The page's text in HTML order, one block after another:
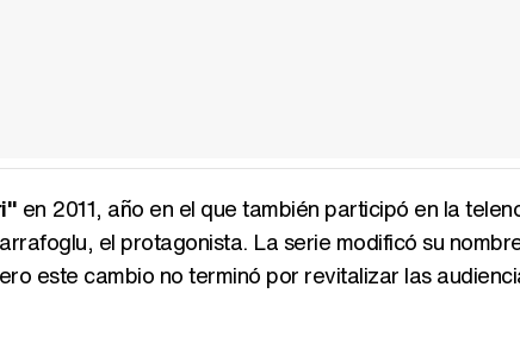
en 2011, año en el que también participó en la
el protagonista. La serie modificó su
este cambio no terminó por revitalizar las